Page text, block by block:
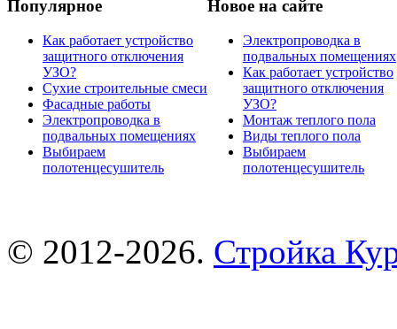
Популярное
Как работает устройство
защитного отключения
УЗО?
Сухие строительные смеси
Фасадные работы
Электропроводка в
подвальных помещениях
Выбираем
полотенцесушитель
Новое на сайте
Электропроводка в
подвальных помещениях
Как работает устройство
защитного отключения
УЗО?
Монтаж теплого пола
Виды теплого пола
Выбираем
полотенцесушитель
© 2012-2026. Стройка